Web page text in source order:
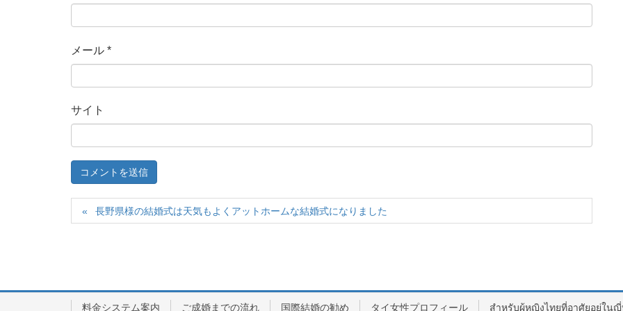
メール *
サイト
長野県様の結婚式は天気もよくアットホームな結婚式になりました
料金システム案内 ご成婚までの流れ 国際結婚の勧め タイ女性プロフィール สำหรับผู้หญิงไทยที่อาศัยอยู่ใน